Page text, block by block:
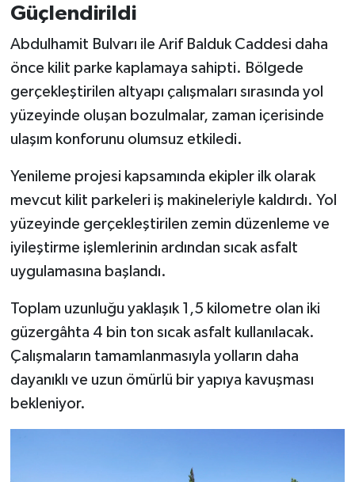
Güçlendirildi
Abdulhamit Bulvarı ile Arif Balduk Caddesi daha
önce kilit parke kaplamaya sahipti. Bölgede
gerçekleştirilen altyapı çalışmaları sırasında yol
yüzeyinde oluşan bozulmalar, zaman içerisinde
ulaşım konforunu olumsuz etkiledi.
Yenileme projesi kapsamında ekipler ilk olarak
mevcut kilit parkeleri iş makineleriyle kaldırdı. Yol
yüzeyinde gerçekleştirilen zemin düzenleme ve
iyileştirme işlemlerinin ardından sıcak asfalt
uygulamasına başlandı.
Toplam uzunluğu yaklaşık 1,5 kilometre olan iki
güzergâhta 4 bin ton sıcak asfalt kullanılacak.
Çalışmaların tamamlanmasıyla yolların daha
dayanıklı ve uzun ömürlü bir yapıya kavuşması
bekleniyor.
YEREL
BÖLGEDEN
BİLİM TEKNOLOJİ
ASAYİŞ
SEÇİM 2015
BİLİM VE TEKNOLOJİ
TANITIM
HABERDE İNSAN